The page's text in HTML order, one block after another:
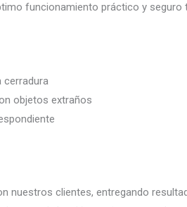
funcionamiento práctico y seguro
cerradura
objetos extraños
nuestros clientes, entregando